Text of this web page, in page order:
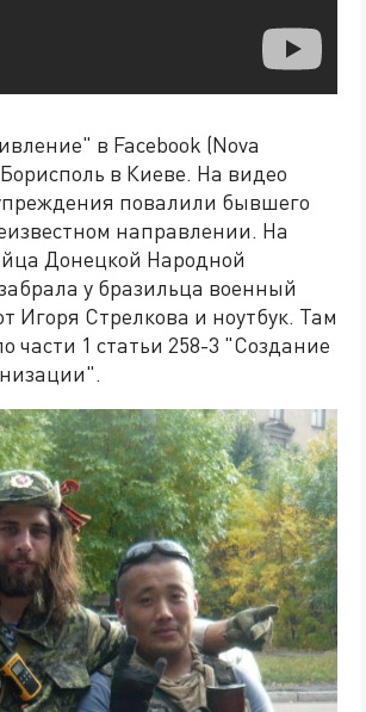
в Facebook (Nova
в Киеве. На видео
повалили бывшего
направлении. На
Донецкой Народной
у бразильца военный
Игоря Стрелкова и ноутбук. Там
части 1 статьи 258-3 "Создание